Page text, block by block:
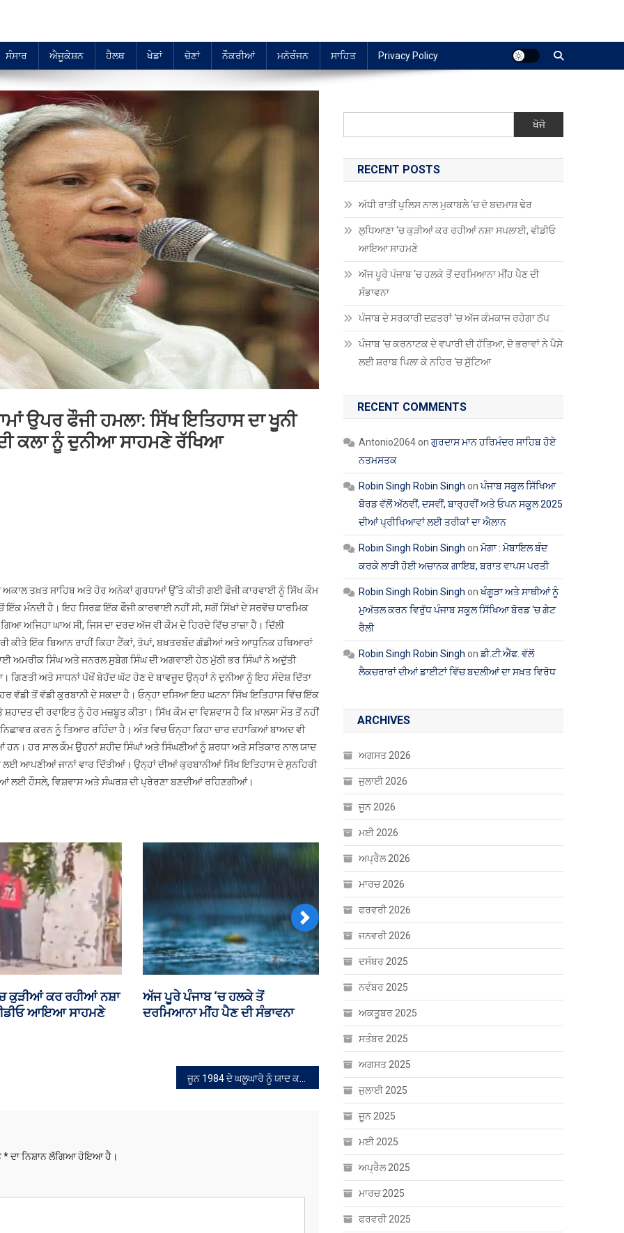
ਸੰਸਾਰ ਐਜੂਕੇਸ਼ਨ ਹੈਲਥ ਖੇਡਾਂ ਚੋਣਾਂ ਨੌਕਰੀਆਂ ਮਨੋਰੰਜਨ ਸਾਹਿਤ Privacy Policy
ਉਪਰ ਫੌਜੀ ਹਮਲਾ: ਸਿੱਖ ਇਤਿਹਾਸ ਦਾ ਖੂਨੀ
ਕਲਾ ਨੂੰ ਦੁਨੀਆ ਸਾਹਮਣੇ ਰੱਖਿਆ
ਅਕਾਲ ਤਖ਼ਤ ਸਾਹਿਬ ਅਤੇ ਹੋਰ ਅਨੇਕਾਂ ਗੁਰਧਾਮਾਂ ਉੱਤੇ ਕੀਤੀ ਗਈ ਫੌਜੀ ਕਾਰਵਾਈ ਨੂੰ ਸਿੱਖ ਕੌਮ
ਮੰਨਦੀ ਹੈ। ਇਹ ਸਿਰਫ਼ ਇੱਕ ਫੌਜੀ ਕਾਰਵਾਈ ਨਹੀਂ ਸੀ, ਸਗੋਂ ਸਿੱਖਾਂ ਦੇ ਸਰਵੋਚ ਧਾਰਮਿਕ
ਅਜਿਹਾ ਘਾਅ ਸੀ, ਜਿਸ ਦਾ ਦਰਦ ਅੱਜ ਵੀ ਕੌਮ ਦੇ ਹਿਰਦੇ ਵਿੱਚ ਤਾਜ਼ਾ ਹੈ। ਦਿੱਲੀ
ਕੀਤੇ ਇੱਕ ਬਿਆਨ ਰਾਹੀਂ ਕਿਹਾ ਟੈਂਕਾਂ, ਤੋਪਾਂ, ਬਖ਼ਤਰਬੰਦ ਗੱਡੀਆਂ ਅਤੇ ਆਧੁਨਿਕ ਹਥਿਆਰਾਂ
ਅਮਰੀਕ ਸਿੰਘ ਅਤੇ ਜਨਰਲ ਸੁਬੇਗ ਸਿੰਘ ਦੀ ਅਗਵਾਈ ਹੇਠ ਮੁੱਠੀ ਭਰ ਸਿੰਘਾਂ ਨੇ ਅਦੁੱਤੀ
ਗਿਣਤੀ ਅਤੇ ਸਾਧਨਾਂ ਪੱਖੋਂ ਬੇਹੱਦ ਘੱਟ ਹੋਣ ਦੇ ਬਾਵਜੂਦ ਉਨ੍ਹਾਂ ਨੇ ਦੁਨੀਆ ਨੂੰ ਇਹ ਸੰਦੇਸ਼ ਦਿੱਤਾ
ਵੱਡੀ ਤੋਂ ਵੱਡੀ ਕੁਰਬਾਨੀ ਦੇ ਸਕਦਾ ਹੈ। ਓਨ੍ਹਾ ਦਸਿਆ ਇਹ ਘਟਨਾ ਸਿੱਖ ਇਤਿਹਾਸ ਵਿੱਚ ਇੱਕ
ਦੀ ਰਵਾਇਤ ਨੂੰ ਹੋਰ ਮਜ਼ਬੂਤ ਕੀਤਾ। ਸਿੱਖ ਕੌਮ ਦਾ ਵਿਸ਼ਵਾਸ ਹੈ ਕਿ ਖ਼ਾਲਸਾ ਮੌਤ ਤੋਂ ਨਹੀਂ
ਕਰਨ ਨੂੰ ਤਿਆਰ ਰਹਿੰਦਾ ਹੈ। ਅੰਤ ਵਿਚ ਓਨ੍ਹਾ ਕਿਹਾ ਚਾਰ ਦਹਾਕਿਆਂ ਬਾਅਦ ਵੀ
ਹਰ ਸਾਲ ਕੌਮ ਉਹਨਾਂ ਸ਼ਹੀਦ ਸਿੰਘਾਂ ਅਤੇ ਸਿੰਘਣੀਆਂ ਨੂੰ ਸ਼ਰਧਾ ਅਤੇ ਸਤਿਕਾਰ ਨਾਲ ਯਾਦ
ਆਪਣੀਆਂ ਜਾਨਾਂ ਵਾਰ ਦਿੱਤੀਆਂ। ਉਨ੍ਹਾਂ ਦੀਆਂ ਕੁਰਬਾਨੀਆਂ ਸਿੱਖ ਇਤਿਹਾਸ ਦੇ ਸੁਨਹਿਰੀ
ਹੌਸਲੇ, ਵਿਸ਼ਵਾਸ ਅਤੇ ਸੰਘਰਸ਼ ਦੀ ਪ੍ਰੇਰਣਾ ਬਣਦੀਆਂ ਰਹਿਣਗੀਆਂ।
ਪੰਜਾਬ ‘ਚ ਕਰਨਾਟਕ ਦੇ ਵਪਾਰੀ ਦੀ
ਹੱਤਿਆ, ਦੋ ਭਰਾਵਾਂ ਨੇ ਪੈਸੇ ਲਈ ਸ਼ਰਾਬ
ਪੰਜਾਬ ‘ਚ ਬੈਂਕ ਦੇ ਕੈਸ਼ੀਅਰ ‘ਤੇ ਜਾਨਲੇਵਾ
ਹਮਲਾ
Next
ਖੋਜੋ
RECENT POSTS
ਅੱਧੀ ਰਾਤੀਂ ਪੁਲਿਸ ਨਾਲ ਮੁਕਾਬਲੇ ‘ਚ ਦੋ ਬਦਮਾਸ਼ ਢੇਰ
ਲੁਧਿਆਣਾ ‘ਚ ਕੁੜੀਆਂ ਕਰ ਰਹੀਆਂ ਨਸ਼ਾ ਸਪਲਾਈ, ਵੀਡੀਓ
ਆਇਆ ਸਾਹਮਣੇ
ਅੱਜ ਪੂਰੇ ਪੰਜਾਬ ‘ਚ ਹਲਕੇ ਤੋਂ ਦਰਮਿਆਨਾ ਮੀਂਹ ਪੈਣ ਦੀ
ਸੰਭਾਵਨਾ
ਪੰਜਾਬ ਦੇ ਸਰਕਾਰੀ ਦਫ਼ਤਰਾਂ ‘ਚ ਅੱਜ ਕੰਮਕਾਜ ਰਹੇਗਾ ਠੱਪ
ਪੰਜਾਬ ‘ਚ ਕਰਨਾਟਕ ਦੇ ਵਪਾਰੀ ਦੀ ਹੱਤਿਆ, ਦੋ ਭਰਾਵਾਂ ਨੇ ਪੈਸੇ
ਲਈ ਸ਼ਰਾਬ ਪਿਲਾ ਕੇ ਨਹਿਰ ‘ਚ ਸੁੱਟਿਆ
RECENT COMMENTS
Antonio2064onਗੁਰਦਾਸ ਮਾਨ ਹਰਿਮੰਦਰ ਸਾਹਿਬ ਹੋਏ
ਨਤਮਸਤਕ
Robin Singh Robin Singh onਪੰਜਾਬ ਸਕੂਲ ਸਿੱਖਿਆ
ਬੋਰਡ ਵੱਲੋਂ ਅੱਠਵੀਂ, ਦਸਵੀਂ, ਬਾਰ੍ਹਵੀਂ ਅਤੇ ਓਪਨ ਸਕੂਲ 2025
ਦੀਆਂ ਪ੍ਰੀਖਿਆਵਾਂ ਲਈ ਤਰੀਕਾਂ ਦਾ ਐਲਾਨ
Robin Singh Robin Singh onਮੋਗਾ : ਮੋਬਾਇਲ ਬੰਦ
ਕਰਕੇ ਲਾੜੀ ਹੋਈ ਅਚਾਨਕ ਗਾਇਬ, ਬਰਾਤ ਵਾਪਸ ਪਰਤੀ
Robin Singh Robin Singh onਖੰਗੂੜਾ ਅਤੇ ਸਾਥੀਆਂ ਨੂੰ
ਮੁਅੱਤਲ ਕਰਨ ਵਿਰੁੱਧ ਪੰਜਾਬ ਸਕੂਲ ਸਿੱਖਿਆ ਬੋਰਡ ‘ਚ ਗੇਟ
ਰੈਲੀ
Robin Singh Robin Singh onਡੀ.ਟੀ.ਐੱਫ. ਵੱਲੋਂ
ਲੈਕਚਰਾਰਾਂ ਦੀਆਂ ਡਾਈਟਾਂ ਵਿੱਚ ਬਦਲੀਆਂ ਦਾ ਸਖ਼ਤ ਵਿਰੋਧ
ARCHIVES
ਅਗਸਤ 2026
ਜੁਲਾਈ 2026
ਜੂਨ 2026
ਮਈ 2026
ਅਪ੍ਰੈਲ 2026
ਮਾਰਚ 2026
ਫਰਵਰੀ 2026
ਜਨਵਰੀ 2026
ਦਸੰਬਰ 2025
ਨਵੰਬਰ 2025
ਅਕਤੂਬਰ 2025
ਸਤੰਬਰ 2025
ਅਗਸਤ 2025
ਜੁਲਾਈ 2025
ਜੂਨ 2025
ਮਈ 2025
ਅਪ੍ਰੈਲ 2025
ਮਾਰਚ 2025
ਫਰਵਰੀ 2025